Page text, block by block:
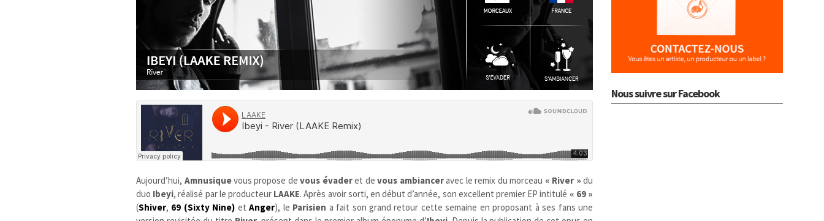
Aujourd’hui, Amnusiquevous propose devous évaderet devous ambianceravec le remix du morceau « River » du
duo Ibeyi, réalisé par le producteur LAAKE. Après avoir sorti, en début d’année, son excellent premier EP intitulé « 69 »
(Shiver, 69 (Sixty Nine) etAnger), le Parisien a fait son grand retour cette semaine en proposant à ses fans une
Nous suivre sur Facebook